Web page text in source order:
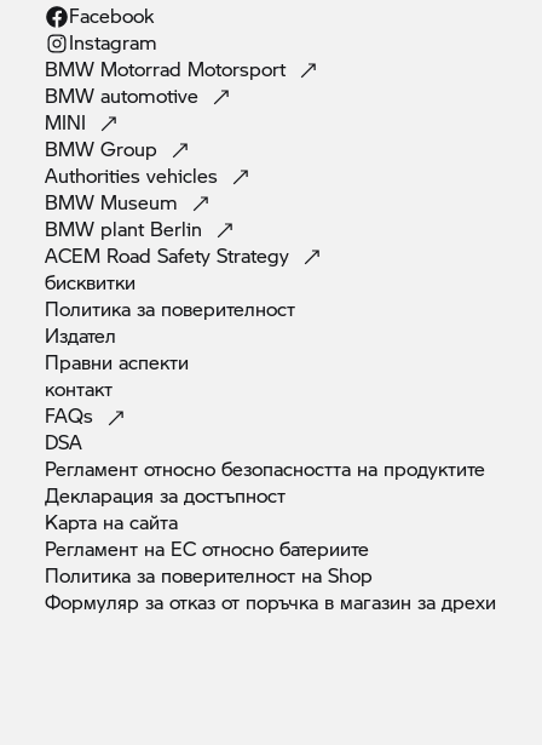
Facebook
Instagram
BMW Motorrad Motorsport
BMWautomotive
MINI
BMWGroup
Authoritiesvehicles
BMW Museum
BMW plant Berlin
ACEM Road SafetyStrategy
бисквитки
Политика за поверителност
Издател
Правниаспекти
контакт
FAQs
DSA
Регламент относно безопасността на продуктите
Декларация задостъпност
Карта насайта
Регламент на ЕС относнобатериите
Политика за поверителност наShop
Формуляр за отказ от поръчка в магазин задрехи